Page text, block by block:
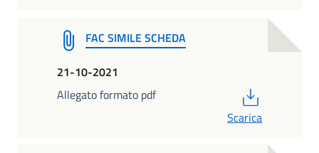
FAC SIMILE SCHEDA
21-10-2021
Allegato formato pdf
Scarica